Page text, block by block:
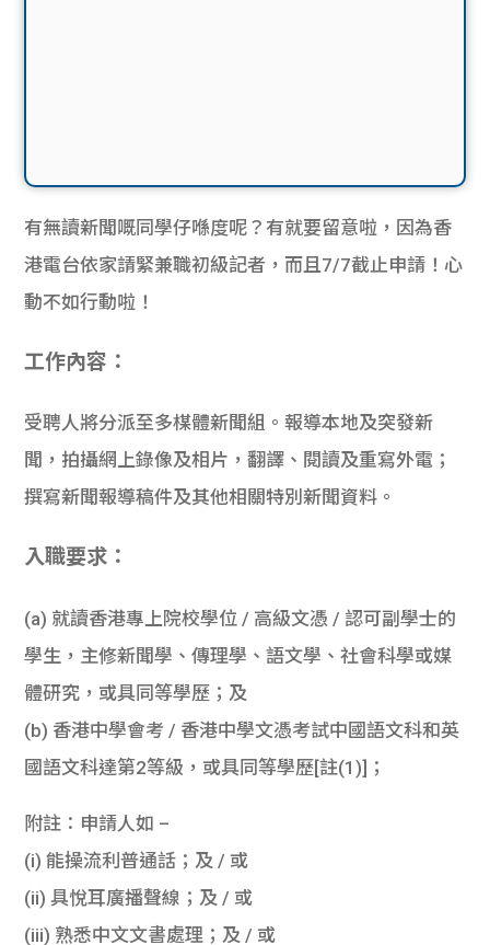
有無讀新聞嘅同學仔喺度呢？有就要留意啦，因為香
港電台依家請緊兼職初級記者，而且7/7截止申請！心
動不如行動啦！
工作內容：
受聘人將分派至多楳體新聞組。報導本地及突發新
聞，拍攝網上錄像及相片，翻譯、閱讀及重寫外電；
撰寫新聞報導稿件及其他相關特別新聞資料。
入職要求：
(a) 就讀香港專上院校學位 / 高級文憑 / 認可副學士的
學生，主修新聞學、傳理學、語文學、社會科學或媒
體研究，或具同等學歷；及
(b) 香港中學會考 / 香港中學文憑考試中國語文科和英
國語文科達第2等級，或具同等學歷[註(1)]；
附註：申請人如 –
(i) 能操流利普通話；及 / 或
(ii) 具悅耳廣播聲線；及 / 或
(iii) 熟悉中文文書處理；及 / 或